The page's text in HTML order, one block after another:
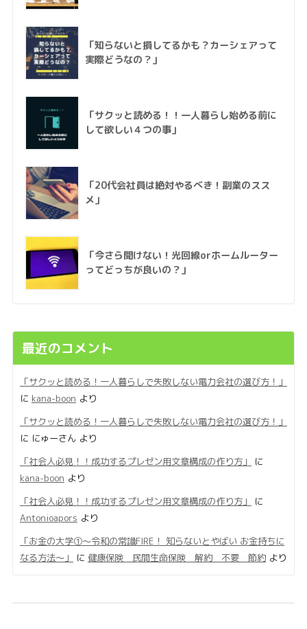
「知らないと損してるかも？カーシェアって
実際どうなの？」
「サクッと読める！！一人暮らし始める前に
して欲しい４つの事」
「20代会社員は絶対やるべき！副業のスス
メ」
「今さら聞けない！光回線orホームルーター
ってどっちが良いの？」
最近のコメント
「サクッと読める！一人暮らしで失敗しない電力会社の選び方！」
に kana-boon より
「サクッと読める！一人暮らしで失敗しない電力会社の選び方！」
に にゅーさんより
「社会人必見！！成功するプレゼン用文章構成の作り方」
に
kana-boon より
「社会人必見！！成功するプレゼン用文章構成の作り方」
に
Antonioapors より
「お金の大学①〜令和の常識FIRE！ 知らないとやばい お金持ちに
なる方法〜」
に 健康保険 民間生命保険 解約 不要 節約より